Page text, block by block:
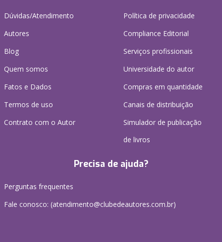
Dúvidas/Atendimento
Autores
Blog
Quem somos
Fatos e Dados
Termos de uso
Contrato com o Autor
Política de privacidade
Compliance Editorial
Serviços profissionais
Universidade do autor
Compras em quantidade
Canais de distribuição
Simulador de publicação
de livros
Precisa de ajuda?
Perguntas frequentes
Fale conosco: (atendimento@clubedeautores.com.br)